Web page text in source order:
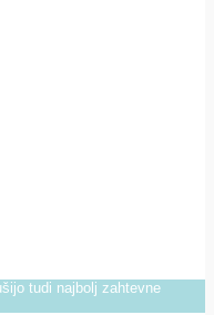
tudi najbolj zahtevne